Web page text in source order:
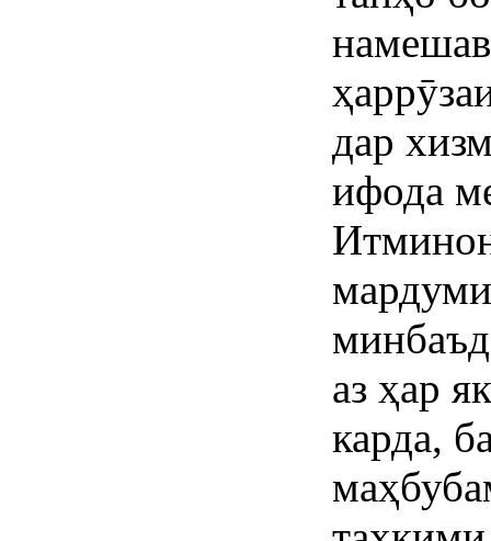
дар
ифода
аз ҳар
карда,